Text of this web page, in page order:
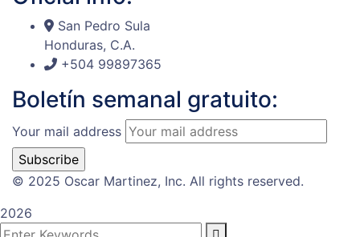
San Pedro Sula
Honduras, C.A.
+504 99897365
Boletín semanal gratuito:
Your mail address
© 2025 Oscar Martinez, Inc. All rights reserved.
2026